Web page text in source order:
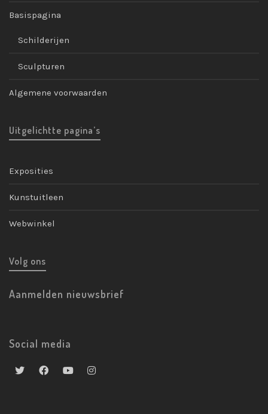
Basispagina
Schilderijen
Sculpturen
Algemene voorwaarden
Uitgelichtte pagina’s
Exposities
Kunstuitleen
Webwinkel
Volg ons
Aanmelden nieuwsbrief
Social media